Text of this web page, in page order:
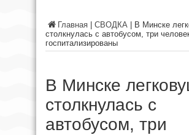
Главная СВОДКА
В Минске
столкнулась с автобусом, три
госпитализированы
В Минске
столкнулась с
автобусом, три